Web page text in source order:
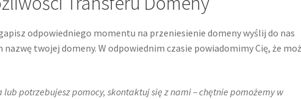
odpowiedniego momentu na przeniesienie domeny wyślij do nas
twojej domeny. W odpowiednim czasie powiadomimy Cię, że
potrzebujesz pomocy, skontaktuj się z nami – chętnie pomożemy w